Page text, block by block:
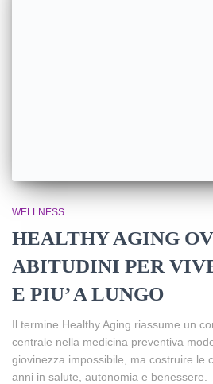
WELLNESS
HEALTHY AGING
ABITUDINI PER
E PIU’ A LUNGO
Il termine Healthy Aging riassume un
centrale nella medicina preventiva
giovinezza impossibile, ma costruire le
anni in salute, autonomia e